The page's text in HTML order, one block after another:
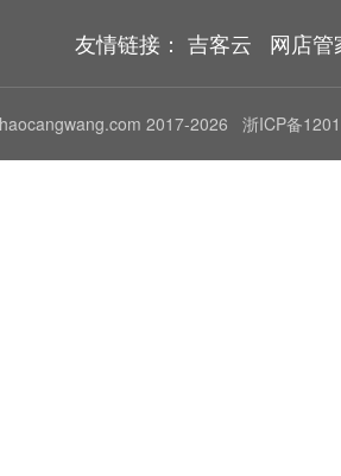
友情链接： 吉客云 网店管
2017-2026 浙ICP备